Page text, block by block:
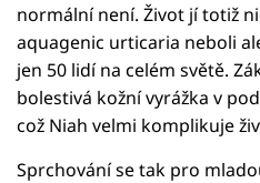
normální není. Život jí totiž
aquagenic urticaria neboli
jen 50 lidí na celém světě.
bolestivá kožní vyrážka v
což Niah velmi komplikuje
Sprchování se tak pro